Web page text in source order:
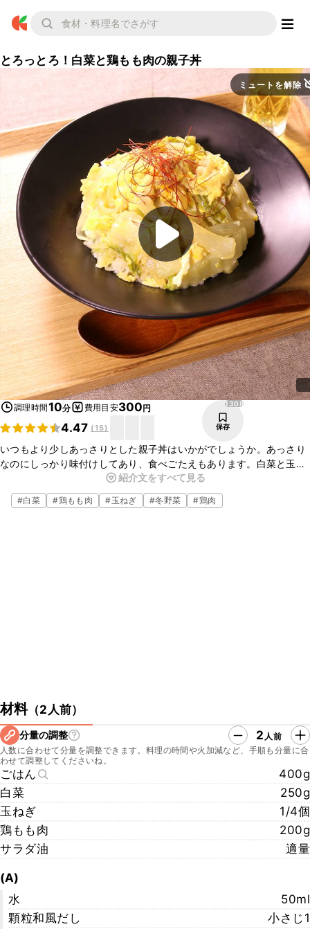
とろっとろ！白菜と鶏もも肉の親子丼
ミュートを解除
調理時間10分 費用目安300円
4.47 (15)
1308
保存
いつもより少しあっさりとした親子丼はいかがでしょうか。あっさり
なのにしっかり味付けしてあり、食べごたえもあります。白菜と玉ね
ぎの甘味が親子丼をよりいっそう美味しくしてくれます。お肉を少し
控えたいときにももってこいの一品です。
紹介文をすべて見る
#白菜 #鶏もも肉 #玉ねぎ #冬野菜 #鶏肉
材料（2人前）
分量の調整 2 人前
人数に合わせて分量を調整できます。料理の時間や火加減など、手順も分量に合
わせて調整してくださいね。
ごはん
400g
白菜
250g
玉ねぎ
1/4個
鶏もも肉
200g
サラダ油
適量
(A)
水
50ml
顆粒和風だし
小さじ1